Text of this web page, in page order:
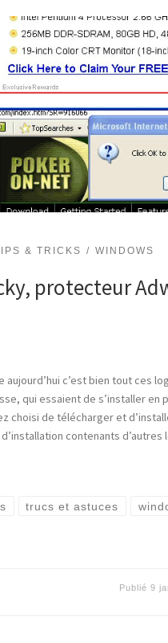
& TRICKS WINDOWS
protecteur
aujourd’hui c’est bien tout ces
qui essaient de s’installer en
choisi de télécharger et
contenants d’autres
trucs et astuces
Publié 9